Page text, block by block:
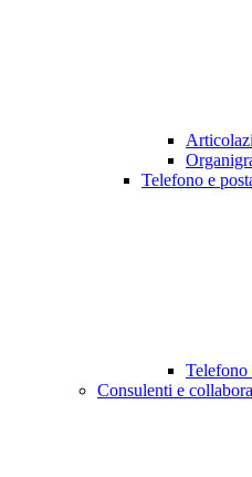
Telefono e
Telefono
Consulenti e